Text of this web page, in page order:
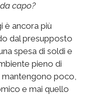
capo?
è ancora più
dal presupposto
spesa di soldi e
pieno di
poco,
e mai quello